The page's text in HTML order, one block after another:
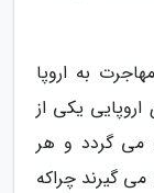
به اروپا
یکی از
می گردد و هر
گیرند چراکه